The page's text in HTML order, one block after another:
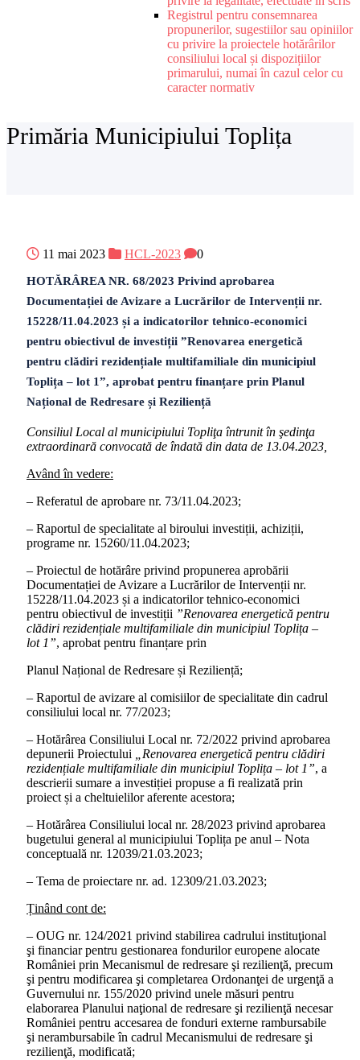
Registrul pentru consemnarea
propunerilor, sugestiilor sau opiniilor
cu privire la proiectele hotărârilor
consiliului local și dispozițiilor
primarului, numai în cazul celor cu
caracter normativ
Primăria Municipiului Toplița
11 mai 2023 HCL-2023 0
HOTĂRÂREA NR. 68/2023 Privind aprobarea
Documentației de Avizare a Lucrărilor de Intervenții nr.
15228/11.04.2023 și a indicatorilor tehnico-economici
pentru obiectivul de investiții ”Renovarea energetică
pentru clădiri rezidențiale multifamiliale din municipiul
Toplița – lot 1”, aprobat pentru finanțare prin Planul
Național de Redresare și Reziliență
Consiliul Local al municipiului Topliţa întrunit în şedinţa
extraordinară convocată de îndată din data de 13.04.2023,
Având în vedere:
– Referatul de aprobare nr. 73/11.04.2023;
– Raportul de specialitate al biroului investiții, achiziții,
programe nr. 15260/11.04.2023;
– Proiectul de hotărâre privind propunerea aprobării
Documentației de Avizare a Lucrărilor de Intervenții nr.
15228/11.04.2023 și a indicatorilor tehnico-economici
pentru obiectivul de investiții ”Renovarea energetică pentru
clădiri rezidențiale multifamiliale din municipiul Toplița –
lot 1”, aprobat pentru finanțare prin
Planul Național de Redresare și Reziliență;
– Raportul de avizare al comisiilor de specialitate din cadrul
consiliului local nr. 77/2023;
– Hotărârea Consiliului Local nr. 72/2022 privind aprobarea
depunerii Proiectului „Renovarea energetică pentru clădiri
rezidențiale multifamiliale din municipiul Toplița – lot 1”, a
descrierii sumare a investiției propuse a fi realizată prin
proiect și a cheltuielilor aferente acestora;
– Hotărârea Consiliului local nr. 28/2023 privind aprobarea
bugetului general al municipiului Toplița pe anul – Nota
conceptuală nr. 12039/21.03.2023;
– Tema de proiectare nr. ad. 12309/21.03.2023;
Ținând cont de:
– OUG nr. 124/2021 privind stabilirea cadrului instituţional
şi financiar pentru gestionarea fondurilor europene alocate
României prin Mecanismul de redresare şi rezilienţă, precum
şi pentru modificarea şi completarea Ordonanţei de urgenţă a
Guvernului nr. 155/2020 privind unele măsuri pentru
elaborarea Planului naţional de redresare şi rezilienţă necesar
României pentru accesarea de fonduri externe rambursabile
şi nerambursabile în cadrul Mecanismului de redresare şi
rezilienţă, modificată;